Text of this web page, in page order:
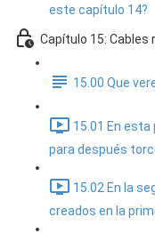
este capítulo 14?
Capítulo 15: Cables
15.00 Que
15.01 En
para después
15.02 En la
creados en la